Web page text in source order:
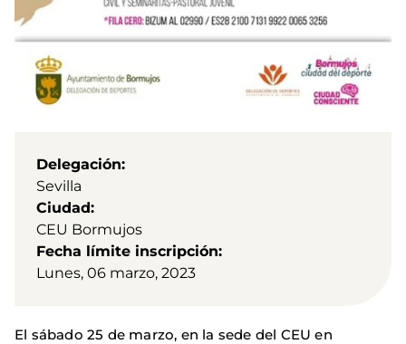
Delegación
Sevilla
Ciudad
CEU Bormujos
Fecha límite inscripción
Lunes, 06 marzo, 2023
El sábado 25 de marzo, en la sede del CEU en